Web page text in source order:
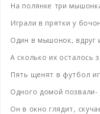
На полянке три
Играли в прятки у
Один в мышонок, вдруг
А сколько их осталось
Пять щенят в футбол
Одного домой позвали-
Он в окно глядит,